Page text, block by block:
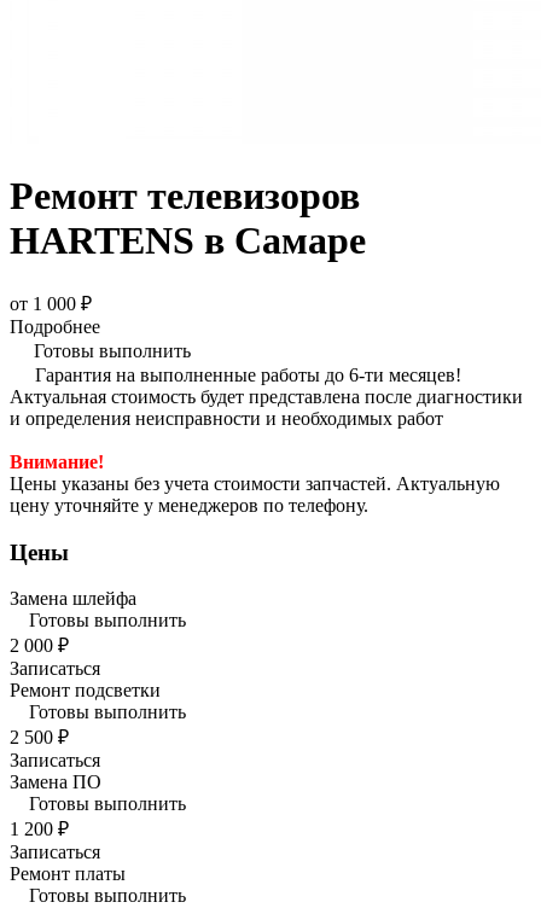
Ремонт телевизоров
HARTENS в Самаре
от 1 000 ₽
Подробнее
Готовы выполнить
Гарантия на выполненные работы до 6-ти месяцев!
Актуальная стоимость будет представлена после диагностики
и определения неисправности и необходимых работ
Внимание!
Цены указаны без учета стоимости запчастей. Актуальную
цену уточняйте у менеджеров по телефону.
Цены
Замена шлейфа
Готовы выполнить
2 000 ₽
Записаться
Ремонт подсветки
Готовы выполнить
2 500 ₽
Записаться
Замена ПО
Готовы выполнить
1 200 ₽
Записаться
Ремонт платы
Готовы выполнить